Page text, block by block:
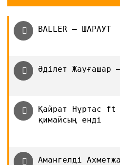
BALLER — ШАРАУТ
Әділет Жауғашар
Қайрат Нұртас ft
қимайсың енді
Амангелді